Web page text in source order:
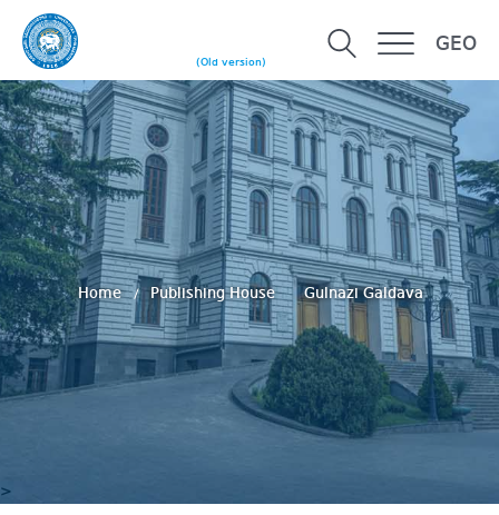
(Old version)
GEO
>
Home Publishing House Gulnazi Galdava